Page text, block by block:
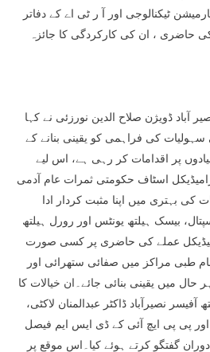
ٹیکنالوجی اور آ ر ٹی اے کے دفاتر
حاضری ، ان کی کارکردگی کا جائزہ
نصیر آباد ڈویژن صلاح الدین نورزئی نے کہا
کی فراہمی کو یقینی بنانے کے
پر اقدامات کر رہی ہے، اس لیے
اسٹاف حکومتی ثمرات عام آدمی
کی بہتری میں اپنا مثبت کردار ادا
بیسک ہیلتھ یونٹس اور رورل ہیلتھ
میڈیکل عملے کی حاضری پر کسی صورت
طبی مراکز میں صفائی ستھرائی اور
میں یقینی بنائی جائے۔ان خیالات کا
نصیرآباد ڈاکٹر عبدالمنان لاکٹی،
اور پی پی ایچ آئی کے ڈی ایس ایم فیصل
گفتگو کرتے ہوئے کیا۔اس موقع پر